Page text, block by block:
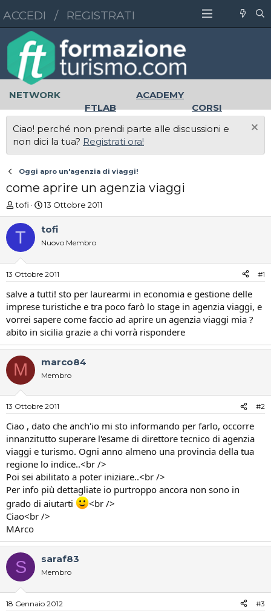
ACCEDI / REGISTRATI
NETWORK
ACADEMY
FTLAB
CORSI
LAVORO
Ciao! perché non prendi parte alle discussioni e
non dici la tua? Registrati ora!
Oggi apro un'agenzia di viaggi!
come aprire un agenzia viaggi
A
u
t
e
i
s
u
s
s
i
o
n
e
tofi
D
a
t
d
n
i
z
i
o
13 Ottobre 2011
T tofi
Nuovo Membro
13 Ottobre 2011 #1
salve a tutti! sto per laurearmi in economia e gestione delle
imprese turistiche e tra poco farò lo stage in agenzia viaggi, e
vorrei sapere come faccio ad aprire un agenzia viaggi mia ?
abito in sicilia grazie a chi vorrà rispondere
M marco84
Membro
13 Ottobre 2011 #2
Ciao , dato che anch'io mi sto informando per farlo, occorre
innanzitutto superare l'esame di direttore tecnico di agenzia
viaggi e turismo. Ogni anno almeno una provincia della tua
regione lo indice..<br />
Poi sei abilitato a poter iniziare..<br />
Per info più dettagliate io purtroppo ancora non sono in
grado di aiutarti
<br />
Ciao<br />
MArco
S saraf83
Membro
18 Gennaio 2012 #3